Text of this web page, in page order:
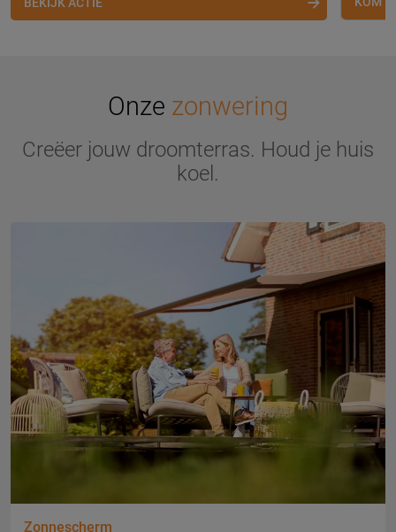
Onze zonwering
Creëer jouw droomterras. Houd je huis
koel.
Zonnescherm